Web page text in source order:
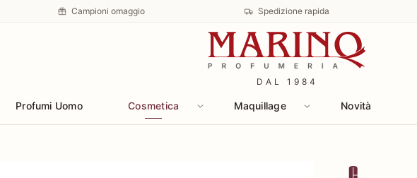
Campioni omaggio Spedizione rapida
DAL 1984
Profumi Uomo Cosmetica Maquillage Novità